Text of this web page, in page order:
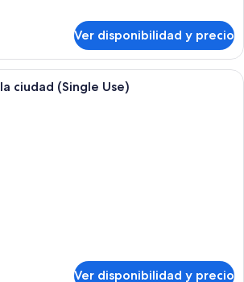
Ver disponibilidad y precio
Habitación de hotel con cama,
ciudad (Single Use)
Ver disponibilidad y precio